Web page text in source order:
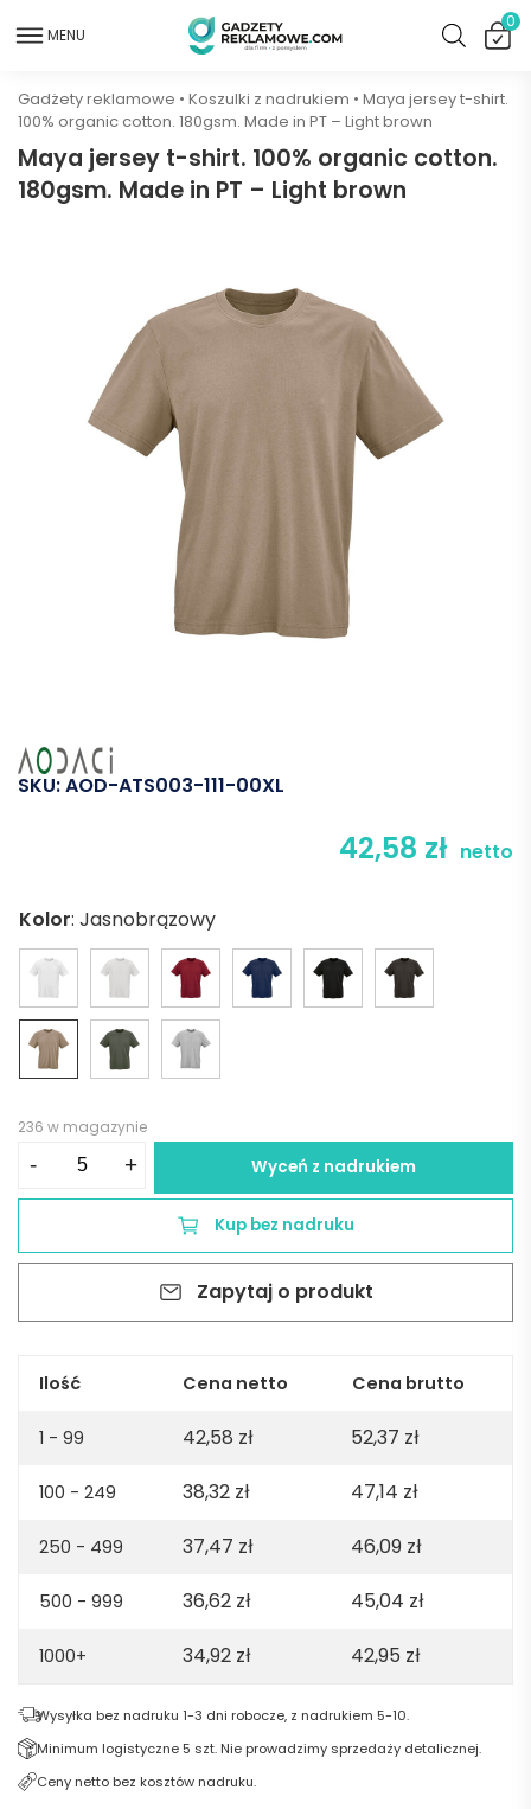
MENU
0
Gadżety reklamowe • Koszulki z nadrukiem • Maya jersey t-shirt.
100% organic cotton. 180gsm. Made in PT – Light brown
Maya jersey t-shirt. 100% organic cotton.
180gsm. Made in PT – Light brown
SKU:AOD-ATS003-111-00XL
42,58 zł netto
Kolor: Jasnobrązowy
236 w magazynie
-
shirt.
organic
180gsm.
brown
+ Wyceń z nadrukiem
Kup bez nadruku
Zapytaj o produkt
Ilość Cena netto Cena brutto
1 - 99 42,58 zł 52,37 zł
100 - 249 38,32 zł 47,14 zł
250 - 499 37,47 zł 46,09 zł
500 - 999 36,62 zł 45,04 zł
1000+ 34,92 zł 42,95 zł
Wysyłka bez nadruku 1-3 dni robocze, z nadrukiem 5-10.
Minimum logistyczne 5 szt. Nie prowadzimy sprzedaży detalicznej.
Ceny netto bez kosztów nadruku.